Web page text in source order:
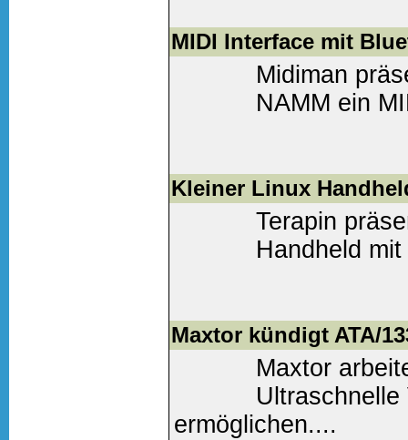
Weiter lesen(0
MIDI Interface mit
Midiman
NAMM ein
Kleiner Linux
Terapin
Handheld
Maxtor kündigt ATA/
Maxtor
ermöglichen....